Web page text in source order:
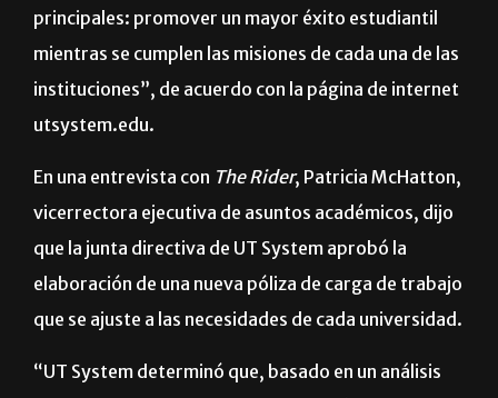
trabajo diseñada para lograr dos objetivos
principales: promover un mayor éxito estudiantil
mientras se cumplen las misiones de cada una de las
instituciones”, de acuerdo con la página de internet
utsystem.edu.
En una entrevista con
, Patricia McHatton,
vicerrectora ejecutiva de asuntos académicos, dijo
que la junta directiva de UT System aprobó la
elaboración de una nueva póliza de carga de trabajo
que se ajuste a las necesidades de cada universidad.